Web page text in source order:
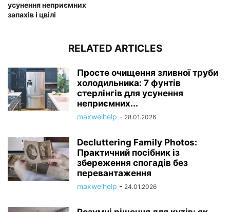
усунення неприємних
запахів і цвілі
RELATED ARTICLES
Просте очищення зливної труби
холодильника: 7 фунтів
стерлінгів для усунення
неприємних...
maxwelhelp - 28.01.2026
Decluttering Family Photos:
Практичний посібник із
збереження спогадів без
перевантаження
maxwelhelp - 24.01.2026